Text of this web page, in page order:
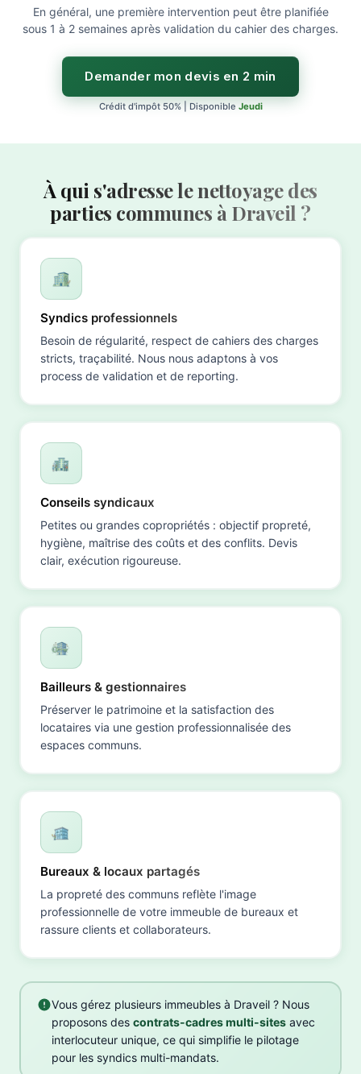
En général, une première intervention peut être planifiée
sous 1 à 2 semaines après validation du cahier des charges.
Demander mon devis en 2 min
Crédit d'impôt 50% | Disponible Jeudi
À qui s'adresse le nettoyage des
parties communes à Draveil ?
Syndics professionnels
Besoin de régularité, respect de cahiers des charges
stricts, traçabilité. Nous nous adaptons à vos
process de validation et de reporting.
Conseils syndicaux
Petites ou grandes copropriétés : objectif propreté,
hygiène, maîtrise des coûts et des conflits. Devis
clair, exécution rigoureuse.
Bailleurs & gestionnaires
Préserver le patrimoine et la satisfaction des
locataires via une gestion professionnalisée des
espaces communs.
Bureaux & locaux partagés
La propreté des communs reflète l'image
professionnelle de votre immeuble de bureaux et
rassure clients et collaborateurs.
Vous gérez plusieurs immeubles à Draveil ? Nous
proposons des contrats-cadres multi-sitesavec
interlocuteur unique, ce qui simplifie le pilotage
pour les syndics multi-mandats.